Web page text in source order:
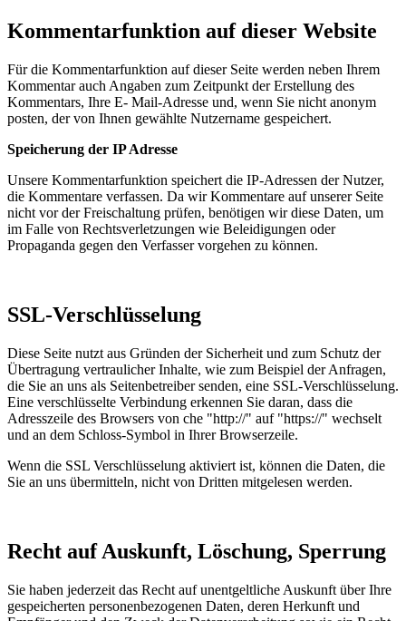
Kommentarfunktion auf dieser Website
Für die Kommentarfunktion auf dieser Seite werden neben Ihrem
Kommentar auch Angaben zum Zeitpunkt der Erstellung des
Kommentars, Ihre E- Mail-Adresse und, wenn Sie nicht anonym
posten, der von Ihnen gewählte Nutzername gespeichert.
Speicherung der IP Adresse
Unsere Kommentarfunktion speichert die IP-Adressen der Nutzer,
die Kommentare verfassen. Da wir Kommentare auf unserer Seite
nicht vor der Freischaltung prüfen, benötigen wir diese Daten, um
im Falle von Rechtsverletzungen wie Beleidigungen oder
Propaganda gegen den Verfasser vorgehen zu können.
SSL-Verschlüsselung
Diese Seite nutzt aus Gründen der Sicherheit und zum Schutz der
Übertragung vertraulicher Inhalte, wie zum Beispiel der Anfragen,
die Sie an uns als Seitenbetreiber senden, eine SSL-Verschlüsselung.
Eine verschlüsselte Verbindung erkennen Sie daran, dass die
Adresszeile des Browsers von che "http://" auf "https://" wechselt
und an dem Schloss-Symbol in Ihrer Browserzeile.
Wenn die SSL Verschlüsselung aktiviert ist, können die Daten, die
Sie an uns übermitteln, nicht von Dritten mitgelesen werden.
Recht auf Auskunft, Löschung, Sperrung
Sie haben jederzeit das Recht auf unentgeltliche Auskunft über Ihre
gespeicherten personenbezogenen Daten, deren Herkunft und